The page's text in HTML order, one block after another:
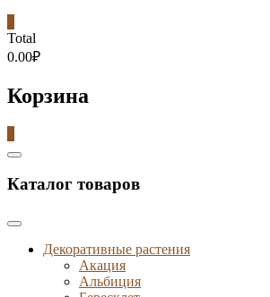
Total
0.00₽
Корзина
Catalog
Каталог товаров
Декоративные растения
Акация
Альбиция